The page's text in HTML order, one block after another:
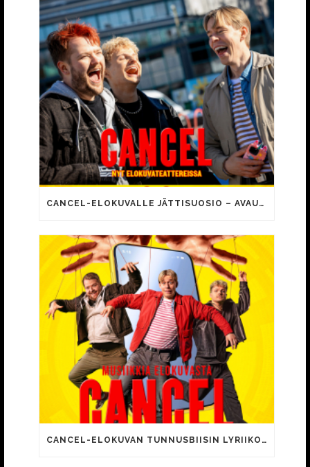
CANCEL-ELOKUVALLE JÄTTISUOSIO – AVAUSPÄIVÄNÄ JO 15 492 KATSOJAA!
CANCEL-ELOKUVAN TUNNUSBIISIN LYRIIKOISSA TUTTUJA MEEMIHOKEMIA YOUTUBE-VIDEOILTA!